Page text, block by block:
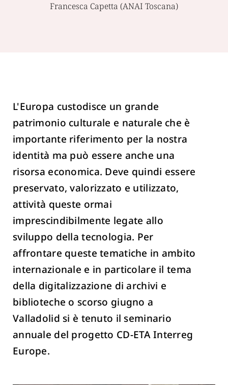
Francesca Capetta (ANAI Toscana)
L'Europa custodisce un grande
patrimonio culturale e naturale che è
importante riferimento per la nostra
identità ma può essere anche una
risorsa economica. Deve quindi essere
preservato, valorizzato e utilizzato,
attività queste ormai
imprescindibilmente legate allo
sviluppo della tecnologia. Per
affrontare queste tematiche in ambito
internazionale e in particolare il tema
della digitalizzazione di archivi e
biblioteche o scorso giugno a
Valladolid si è tenuto il seminario
annuale del progetto CD-ETA Interreg
Europe.